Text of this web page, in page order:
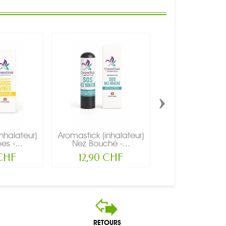
-...
Aromastick (inhalateur)
Nez Bouché -...
12,90 CHF
›
RETOURS